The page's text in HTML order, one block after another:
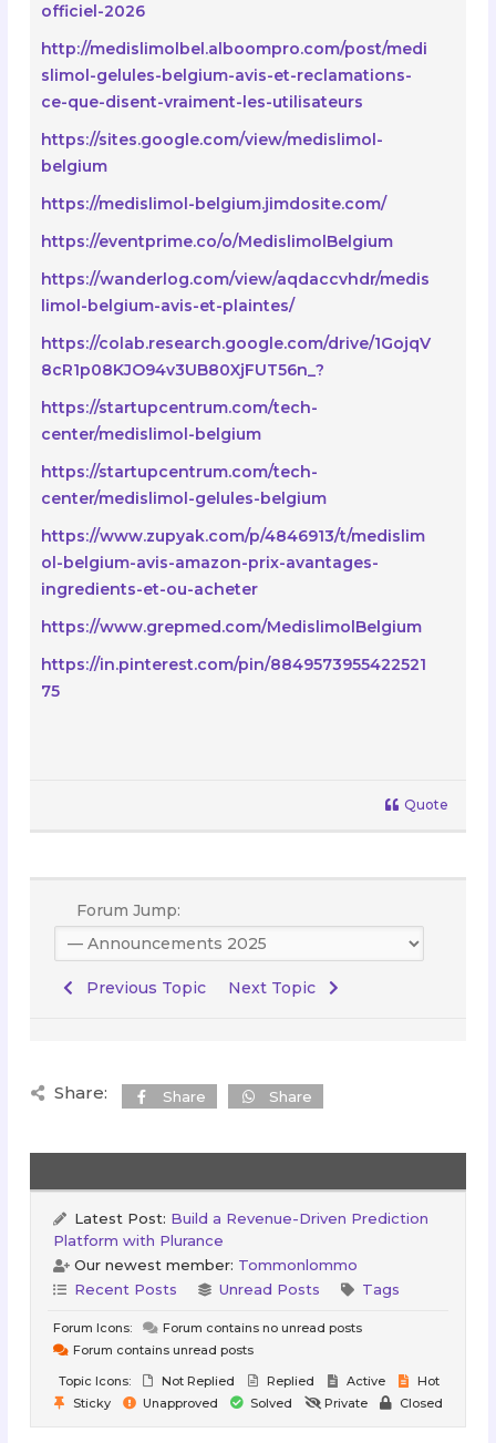
officiel-2026
http://medislimolbel.alboompro.com/post/medi
slimol-gelules-belgium-avis-et-reclamations-
ce-que-disent-vraiment-les-utilisateurs
https://sites.google.com/view/medislimol-
belgium
https://medislimol-belgium.jimdosite.com/
https://eventprime.co/o/MedislimolBelgium
https://wanderlog.com/view/aqdaccvhdr/medis
limol-belgium-avis-et-plaintes/
https://colab.research.google.com/drive/1GojqV
8cR1p08KJO94v3UB80XjFUT56n_?
https://startupcentrum.com/tech-
center/medislimol-belgium
https://startupcentrum.com/tech-
center/medislimol-gelules-belgium
https://www.zupyak.com/p/4846913/t/medislim
ol-belgium-avis-amazon-prix-avantages-
ingredients-et-ou-acheter
https://www.grepmed.com/MedislimolBelgium
https://in.pinterest.com/pin/8849573955422521
75
Quote
Forum Jump:
Previous Topic Next Topic
Share: Share Share
Latest Post: Build a Revenue-Driven Prediction
Platform with Plurance
Our newest member: Tommonlommo
Recent Posts
Unread Posts Tags
Forum Icons:
Forum contains no unread posts
Forum contains unread posts
Topic Icons:
Not Replied Replied Active
Hot
Sticky
Unapproved Solved Private Closed